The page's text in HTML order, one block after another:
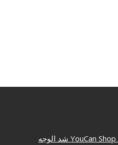
YouCan Shop شد الوجه